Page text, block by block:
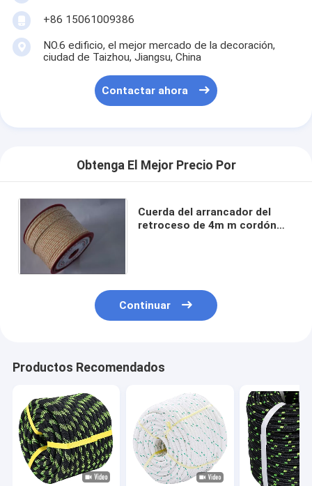
+86 15061009386
NO.6 edificio, el mejor mercado de la decoración,
ciudad de Taizhou, Jiangsu, China
Contactar ahora
Obtenga El Mejor Precio Por
Cuerda del arrancador del
retroceso de 4m m cordón
Continuar
Productos Recomendados